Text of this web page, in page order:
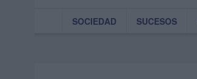
SOCIEDAD SUCESOS